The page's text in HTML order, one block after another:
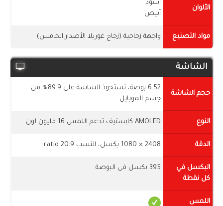
الألوان
أسود
أبيض
مواد التصنيع واجهة زجاجية (زجاج غوريلا الأصدار الخامس)
الشاشة
حجم الشاشة
6.52 بوصة، تستحوذ الشاشة على 89.9% من
جسم الموبايل
النوع AMOLED كابستيف تدعم اللمس 16 مليون لون
الدقة 2408 × 1080 بكسل، النسب 20:9 ratio
البكسل في
كل نقطة
395 بكسل فى البوصة
اللمس